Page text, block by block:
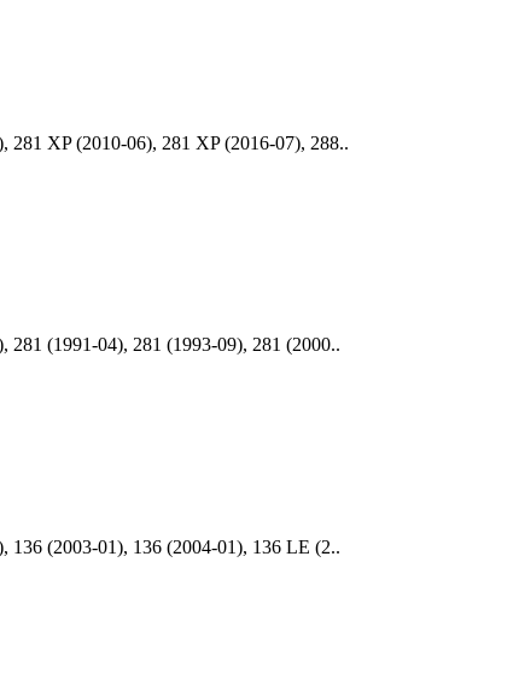
281 XP (2010-06), 281 XP (2016-07), 288..
281 (1991-04), 281 (1993-09), 281 (2000..
136 (2003-01), 136 (2004-01), 136 LE (2..